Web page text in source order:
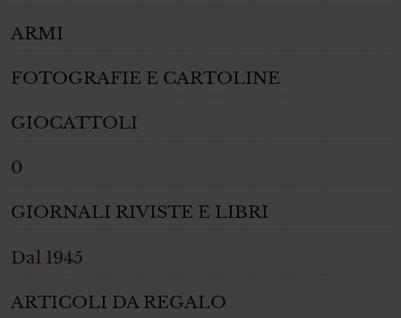
ARMI
FOTOGRAFIE E CARTOLINE
GIOCATTOLI
0
GIORNALI RIVISTE E LIBRI
Dal 1945
ARTICOLI DA REGALO